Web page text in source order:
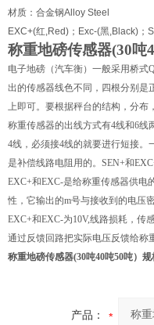
材质：合金钢Alloy Steel
EXC+(红,Red)；Exc-(黑,Black)；
称重地磅传感器(30吨
电子地磅（汽车衡）一般采用桥式
出的传感器线色不同，四根分别是
上即可。要根据秤台的结构，分布
称重传感器的出线方式有4线和6线
4线，必须接4线的就要进行短接。
是补偿线路电阻用的。SEN+和
EXC+和EXC-是给称重传感器供电
性，它输出的m号与接收到的电压
EXC+和EXC-为10V,线路损耗，传
通过反馈回路把实际电压反馈给称
称重地磅传感器(30吨40吨50吨）
产品：